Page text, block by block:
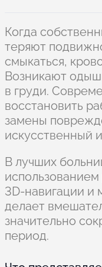
Когда
теряют
смыкаться,
Возникают
в груди.
восстановить
замены
искусственный
В лучших
3D-навигации и
делает
значительно
период.